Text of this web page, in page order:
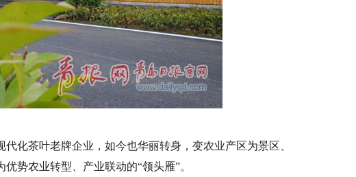
化茶叶老牌企业，如今也华丽转身，变农业产区为景区、
势农业转型、产业联动的“领头雁”。